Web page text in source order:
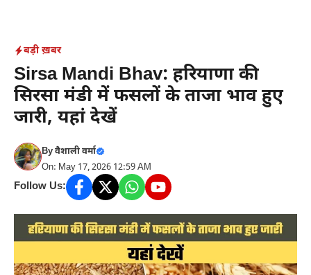
content
बड़ी ख़बर
Sirsa Mandi Bhav: हरियाणा की
सिरसा मंडी में फसलों के ताजा भाव हुए
जारी, यहां देखें
Byवैशाली वर्मा
On: May 17, 2026 12:59 AM
Follow Us: